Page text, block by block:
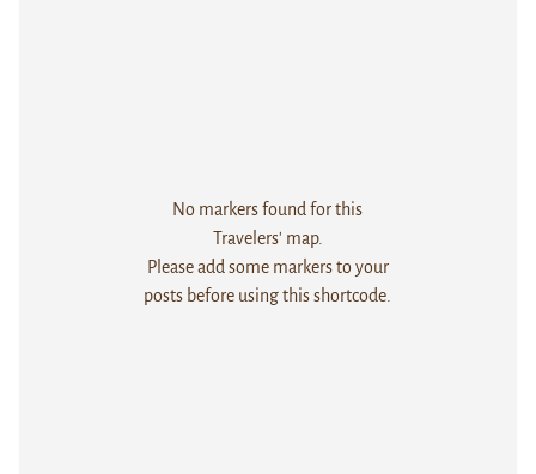
No markers found for this
Travelers' map.
Please add some markers to your
posts before using this shortcode.